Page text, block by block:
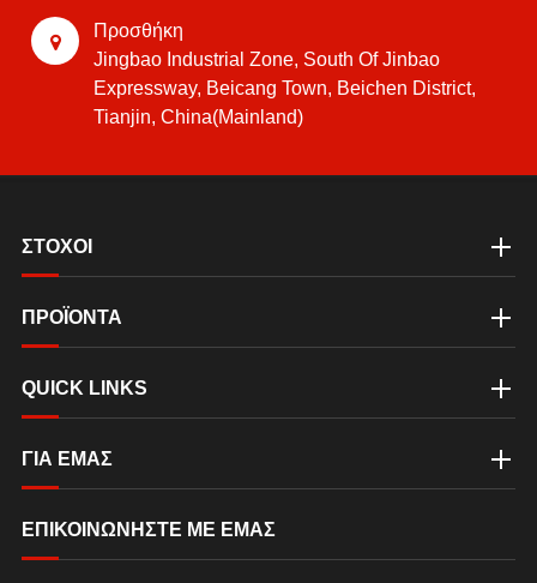
Προσθήκη
Jingbao Industrial Zone, South Of Jinbao
Expressway, Beicang Town, Beichen District,
Tianjin, China(Mainland)
ΣΤΟΧΟΙ
ΠΡΟΪΟΝΤΑ
QUICK LINKS
ΓΙΑ ΕΜΆΣ
ΕΠΙΚΟΙΝΩΝΉΣΤΕ ΜΕ ΕΜΆΣ